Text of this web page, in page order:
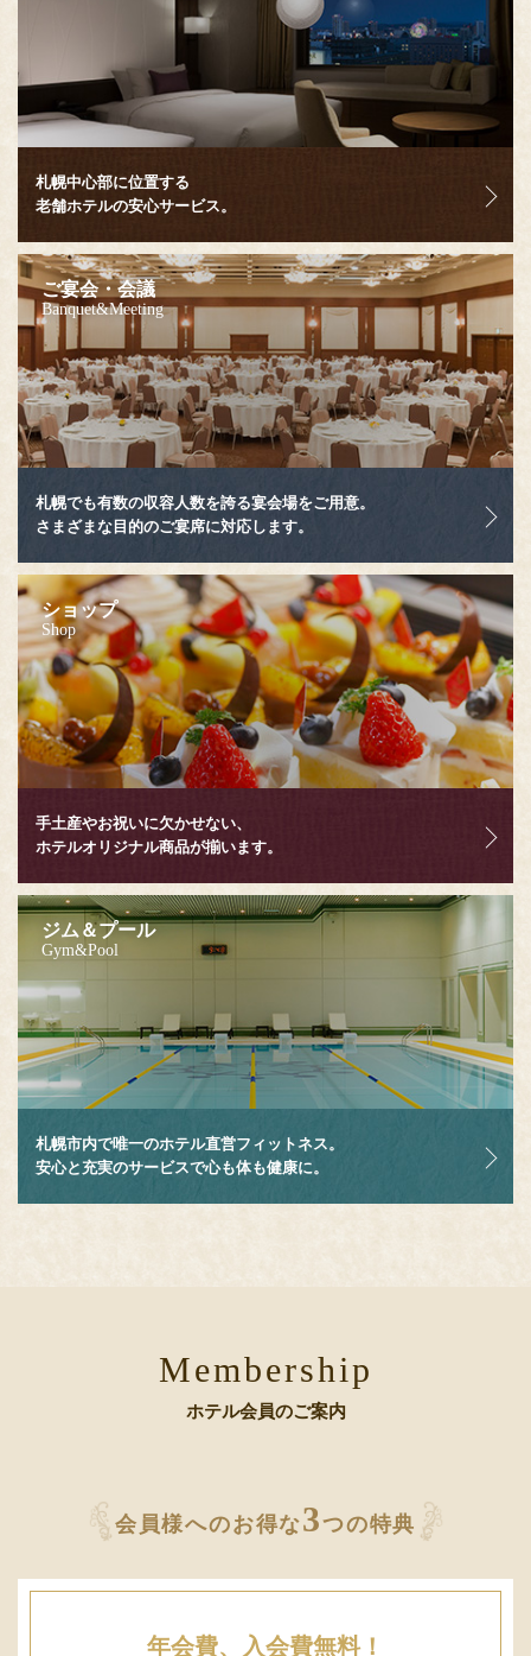
札幌中心部に位置する
老舗ホテルの安心サービス。
ご宴会・会議
Banquet&Meeting
札幌でも有数の収容人数を誇る宴会場をご用意。
さまざまな目的のご宴席に対応します。
ショップ
Shop
手土産やお祝いに欠かせない、
ホテルオリジナル商品が揃います。
ジム＆プール
Gym&Pool
札幌市内で唯一のホテル直営フィットネス。
安心と充実のサービスで心も体も健康に。
Membership
ホテル会員のご案内
会員様へのお得な3つの特典
年会費、 入会費無料！